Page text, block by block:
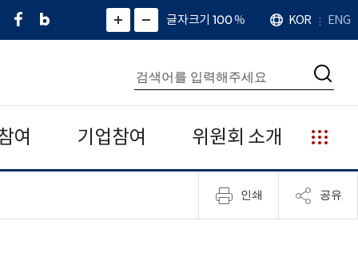
페
네
그
)
화
면
면
소
확
대
치
글자크기 100%
언
어
KOR ENG
통
합
검
색
검
여 기업참여 위원회 소개
누
리
집
안
인쇄 공유